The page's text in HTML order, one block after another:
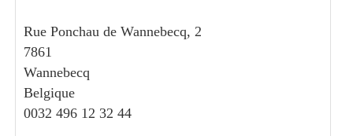
Rue Ponchau de Wannebecq, 2
7861
Wannebecq
Belgique
0032 496 12 32 44